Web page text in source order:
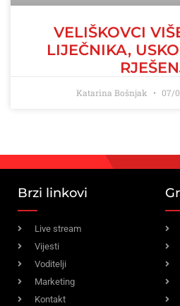
VELIŠKOVCI
LIJEČNIKA,
Katarina Bošnjak 07/
Brzi linkovi
Live stream
Vijesti
Voditelji
Marketing
Kontakt